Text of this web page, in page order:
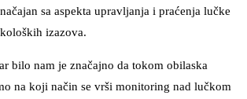
sa aspekta upravljanja i praćenja lučke
izazova.
bilo nam je značajno da tokom obilaska
na koji način se vrši monitoring nad lučkom